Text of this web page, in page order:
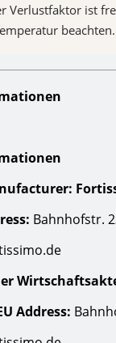
Verlustfaktor ist
beachten.
Bahnhofstr.
Address: